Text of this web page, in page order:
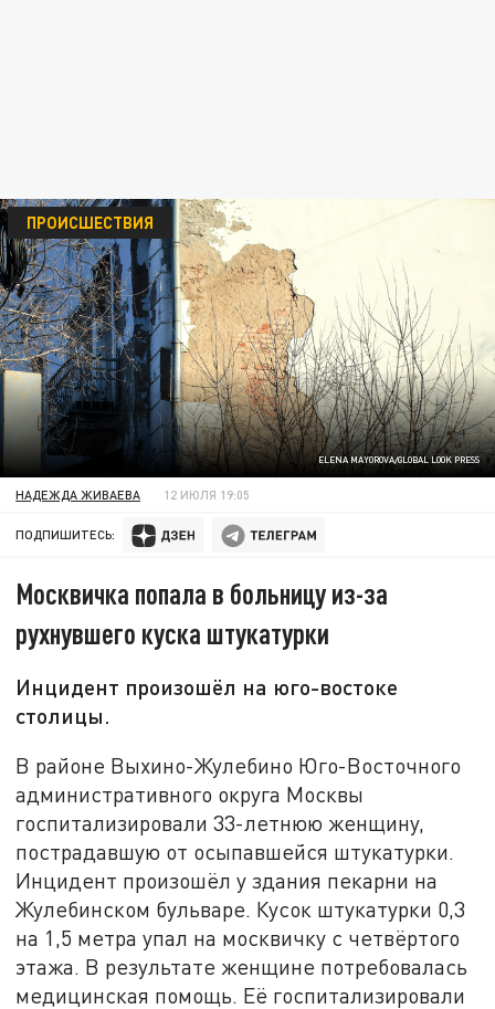
ELENA MAYOROVA/GLOBAL LOOK PRESS
ПРОИСШЕСТВИЯ
НАДЕЖДА ЖИВАЕВА 12 ИЮЛЯ 19:05
ПОДПИШИТЕСЬ:
Москвичка попала в больницу из-за
рухнувшего куска штукатурки
Инцидент произошёл на юго-востоке
столицы.
В районе Выхино-Жулебино Юго-Восточного
административного округа Москвы
госпитализировали 33-летнюю женщину,
пострадавшую от осыпавшейся штукатурки.
Инцидент произошёл у здания пекарни на
Жулебинском бульваре. Кусок штукатурки 0,3
на 1,5 метра упал на москвичку с четвёртого
этажа. В результате женщине потребовалась
медицинская помощь. Её госпитализировали